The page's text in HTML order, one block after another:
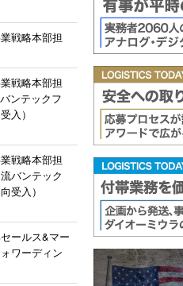
戦略本部担
戦略本部担
ンテックフ
入）
戦略本部担
バンテック
受入）
ールス&マー
ワーディン